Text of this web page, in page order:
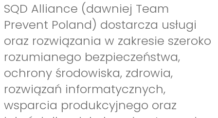
SQD Alliance (dawniej Team
Prevent Poland) dostarcza usługi
oraz rozwiązania w zakresie szeroko
rozumianego bezpieczeństwa,
ochrony środowiska, zdrowia,
rozwiązań informatycznych,
wsparcia produkcyjnego oraz